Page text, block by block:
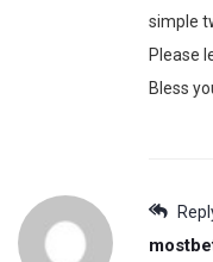
simple
Please
Bless